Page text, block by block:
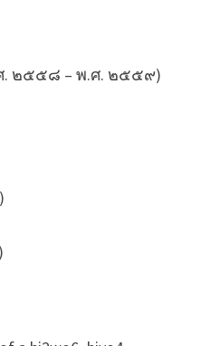
. ๒๕๕๘ – พ.ศ. ๒๕๕๙)